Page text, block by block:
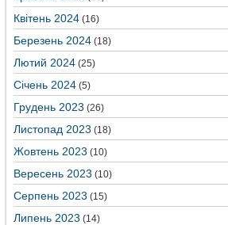
Квітень 2024 (16)
Березень 2024 (18)
Лютий 2024 (25)
Січень 2024 (5)
Грудень 2023 (26)
Листопад 2023 (18)
Жовтень 2023 (10)
Вересень 2023 (10)
Серпень 2023 (15)
Липень 2023 (14)